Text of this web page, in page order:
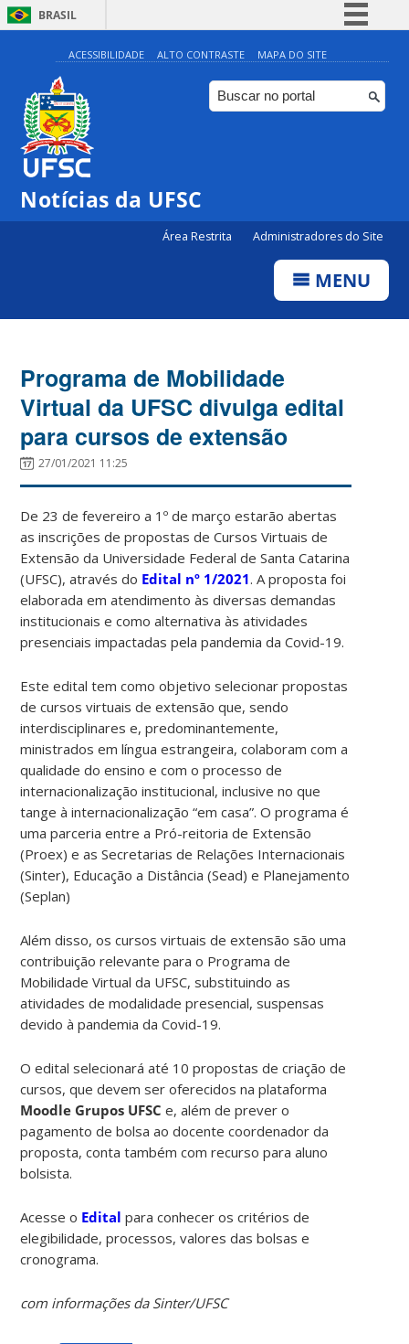
BRASIL
Simplifique!
Comunica BR
Participe
ACESSIBILIDADE ALTO CONTRASTE MAPA DO SITE
Notícias da UFSC
Área Restrita Administradores do Site
MENU
Programa de Mobilidade
Virtual da UFSC divulga edital
para cursos de extensão
27/01/2021 11:25
De 23 de fevereiro a 1º de março estarão abertas
as inscrições de propostas de Cursos Virtuais de
Extensão da Universidade Federal de Santa Catarina
(UFSC), através do Edital nº 1/2021. A proposta foi
elaborada em atendimento às diversas demandas
institucionais e como alternativa às atividades
presenciais impactadas pela pandemia da Covid-19.
Este edital tem como objetivo selecionar propostas
de cursos virtuais de extensão que, sendo
interdisciplinares e, predominantemente,
ministrados em língua estrangeira, colaboram com a
qualidade do ensino e com o processo de
internacionalização institucional, inclusive no que
tange à internacionalização “em casa”. O programa é
uma parceria entre a Pró-reitoria de Extensão
(Proex) e as Secretarias de Relações Internacionais
(Sinter), Educação a Distância (Sead) e Planejamento
(Seplan)
Além disso, os cursos virtuais de extensão são uma
contribuição relevante para o Programa de
Mobilidade Virtual da UFSC, substituindo as
atividades de modalidade presencial, suspensas
devido à pandemia da Covid-19.
O edital selecionará até 10 propostas de criação de
cursos, que devem ser oferecidos na plataforma
Moodle Grupos UFSC e, além de prever o
pagamento de bolsa ao docente coordenador da
proposta, conta também com recurso para aluno
bolsista.
Acesse o Edital para conhecer os critérios de
elegibilidade, processos, valores das bolsas e
cronograma.
com informações da Sinter/UFSC